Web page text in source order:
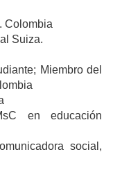
Colombia
Suiza.
Miembro del
en educación
social,